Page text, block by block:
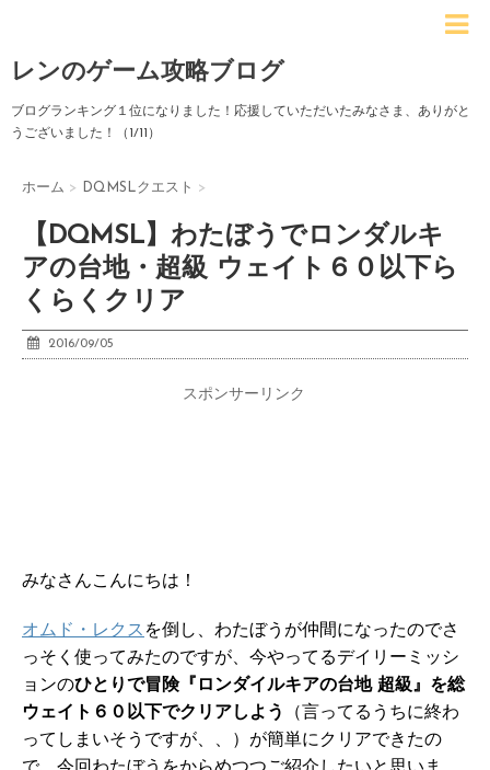
レンのゲーム攻略ブログ
ブログランキング１位になりました！応援していただいたみなさま、ありがと
うございました！（1/11）
ホーム > DQMSLクエスト >
【DQMSL】わたぼうでロンダルキ
アの台地・超級 ウェイト６０以下ら
くらくクリア
2016/09/05
スポンサーリンク
みなさんこんにちは！
オムド・レクス を倒し、わたぼうが仲間になったのでさ
っそく使ってみたのですが、今やってるデイリーミッシ
ョンのひとりで冒険『ロンダイルキアの台地 超級』を総
ウェイト６０以下でクリアしよう
（言ってるうちに終わ
ってしまいそうですが、、）が簡単にクリアできたの